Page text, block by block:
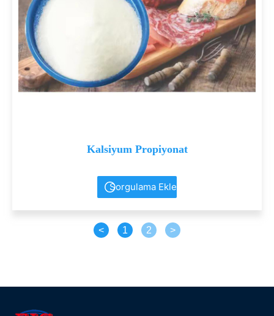
Kalsiyum Propiyonat
Sorgulama Ekle
< 1 2 >